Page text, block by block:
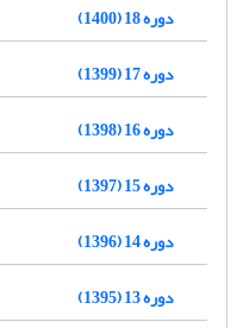
دوره 18 (1400)
دوره 17 (1399)
دوره 16 (1398)
دوره 15 (1397)
دوره 14 (1396)
دوره 13 (1395)